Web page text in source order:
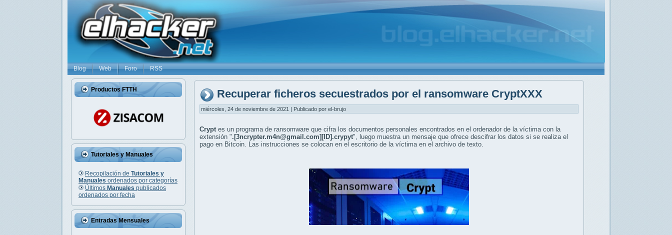
Blog Web Foro RSS
Productos FTTH
Tutoriales y Manuales
Recopilación de Tutoriales y
Manuales ordenados por categorías
Últimos Manuales publicados
ordenados por fecha
Entradas Mensuales
Recuperar ficheros secuestrados por el ransomware CryptXXX
miércoles, 24 de noviembre de 2021 | Publicado por el-brujo
Crypt es un programa de ransomware que cifra los documentos personales encontrados en el ordenador de la víctima con la
extensión ".[3ncrypter.m4n@gmail.com][ID].crypyt", luego muestra un mensaje que ofrece descifrar los datos si se realiza el
pago en Bitcoin. Las instrucciones se colocan en el escritorio de la víctima en el archivo de texto.